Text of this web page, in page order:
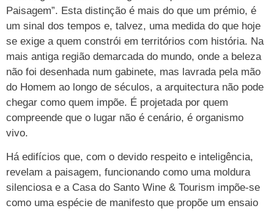
Paisagem”. Esta distinção é mais do que um prémio, é
um sinal dos tempos e, talvez, uma medida do que hoje
se exige a quem constrói em territórios com história. Na
mais antiga região demarcada do mundo, onde a beleza
não foi desenhada num gabinete, mas lavrada pela mão
do Homem ao longo de séculos, a arquitectura não pode
chegar como quem impõe. É projetada por quem
compreende que o lugar não é cenário, é organismo
vivo.
Há edifícios que, com o devido respeito e inteligência,
revelam a paisagem, funcionando como uma moldura
silenciosa e a Casa do Santo Wine & Tourism impõe-se
como uma espécie de manifesto que propõe um ensaio